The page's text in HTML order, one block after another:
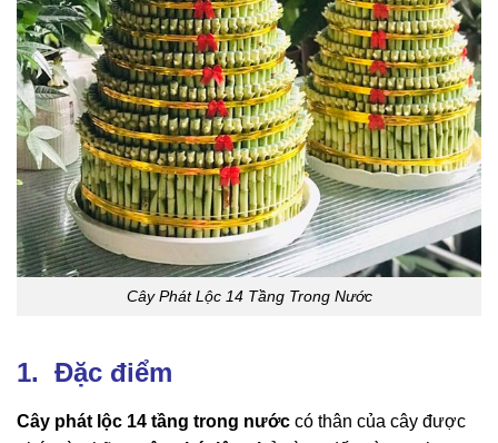
Cây Phát Lộc 14 Tầng Trong Nước
1. Đặc điểm
Cây phát lộc 14 tầng trong nước có thân của cây được